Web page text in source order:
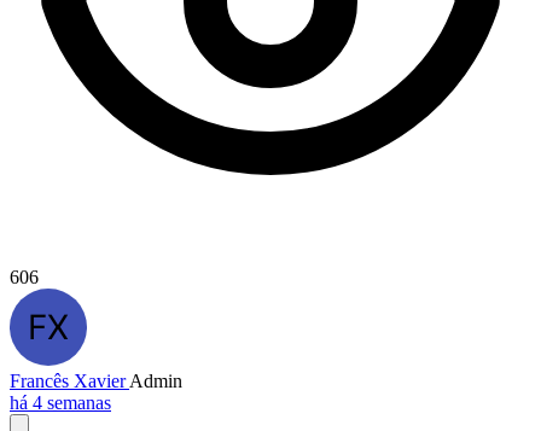
606
Francês XavierAdmin
há 4 semanas